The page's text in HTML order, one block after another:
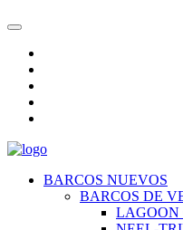
BARCOS NUEVOS
BARCOS DE
LAGOON